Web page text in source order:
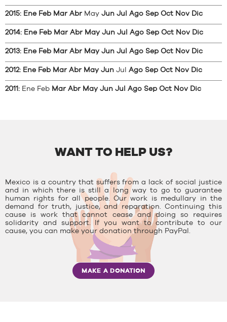
2015: Ene Feb Mar Abr May Jun Jul Ago Sep Oct Nov Dic
2014: Ene Feb Mar Abr May Jun Jul Ago Sep Oct Nov Dic
2013: Ene Feb Mar Abr May Jun Jul Ago Sep Oct Nov Dic
2012: Ene Feb Mar Abr May Jun Jul Ago Sep Oct Nov Dic
2011: Ene Feb Mar Abr May Jun Jul Ago Sep Oct Nov Dic
WANT TO HELP US?
Mexico is a country that suffers from a lack of social justice
and in which there is still a long way to go to guarantee
human rights for all people. Our work is medullary in the
demand for truth, justice, and reparation. Continuing this
cause is work that cannot cease and doing so requires
solidarity and support. If you want to contribute to our
cause, you can make your donation through PayPal.
MAKE A DONATION